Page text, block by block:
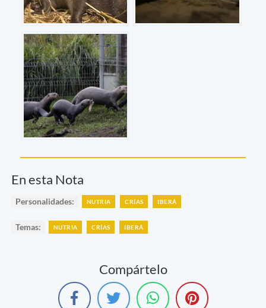
En esta Nota
Personalidades: NUTRIA CRÍAS IBERÁ
Temas: NUTRIA CRÍAS IBERÁ
Compártelo